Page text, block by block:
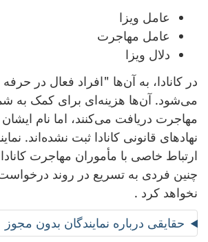
عامل ویزا
عامل مهاجرت
دلال ویزا
در کانادا، به آن‌ها "افراد فعال در
می‌شود. آن‌ها هزینه‌ای برای کمک به
مهاجرت دریافت می‌کنند، اما نام
نهادهای قانونی کانادا ثبت ‌نشده‌اند.
ارتباط خاصی با مأموران مهاجرت
چنین فردی به تسریع در روند
نخواهد کرد .
حقایقی درباره نمایندگان بدون مجوز